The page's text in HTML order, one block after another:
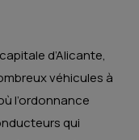
d’Alicante,
véhicules à
l’ordonnance
qui